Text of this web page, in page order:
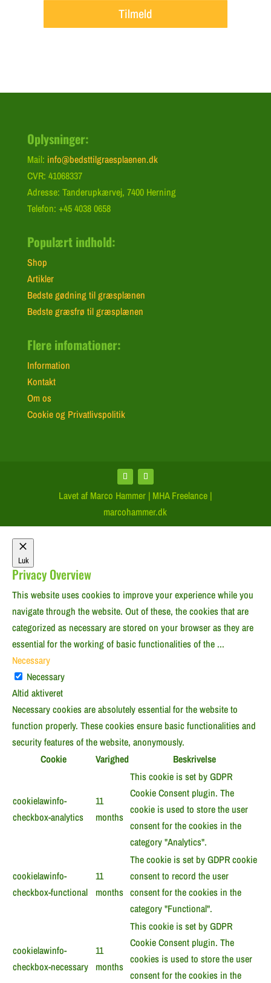
Tilmeld
Oplysninger:
Mail: info@bedsttilgraesplaenen.dk
CVR: 41068337
Adresse: Tanderupkærvej, 7400 Herning
Telefon: +45 4038 0658
Populært indhold:
Shop
Artikler
Bedste gødning til græsplænen
Bedste græsfrø til græsplænen
Flere infomationer:
Information
Kontakt
Om os
Cookie og Privatlivspolitik
Lavet af Marco Hammer | MHA Freelance |
marcohammer.dk
Luk
Privacy Overview
This website uses cookies to improve your experience while you
navigate through the website. Out of these, the cookies that are
categorized as necessary are stored on your browser as they are
essential for the working of basic functionalities of the ...
Necessary
Necessary
Altid aktiveret
Necessary cookies are absolutely essential for the website to
function properly. These cookies ensure basic functionalities and
security features of the website, anonymously.
Cookie
Varighed Beskrivelse
cookielawinfo-
checkbox-analytics
11
months
This cookie is set by GDPR
Cookie Consent plugin. The
cookie is used to store the user
consent for the cookies in the
category "Analytics".
cookielawinfo-
checkbox-functional
11
months
The cookie is set by GDPR cookie
consent to record the user
consent for the cookies in the
category "Functional".
cookielawinfo-
checkbox-necessary
11
months
This cookie is set by GDPR
Cookie Consent plugin. The
cookies is used to store the user
consent for the cookies in the